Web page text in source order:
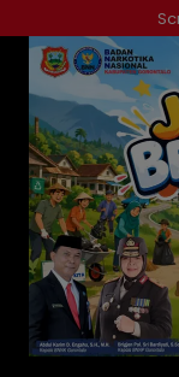
ke
konten